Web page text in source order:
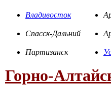
Владивосток
Спасск-Дальний
Партизанск
Горно-